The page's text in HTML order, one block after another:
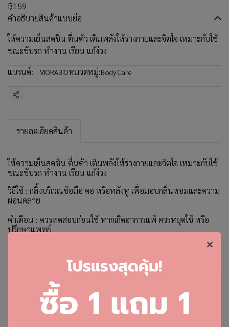
฿159
คำอธิบายสินค้าแบบย่อ
ให้ความเย็นสดชื่น ตื่นตัว เติมพลังให้ร่างกายและจิตใจ เหมาะกับใช้
ขณะขับรถ ทำงาน เรียน แก้ง่วง
แบรนด์:
VIORABIOหมวดหมู่:Body Care
แชร์
รายละเอียดสินค้า
ให้ความเย็นสดชื่น ตื่นตัว เติมพลังให้ร่างกายและจิตใจ เหมาะกับใช้
ขณะขับรถ ทำงาน เรียน แก้ง่วง
วิธีใช้ : กลิ้งบริเวณข้อมือ คอ หรือหลังหู เพื่อมอบกลิ่นหอมและความ
ผ่อนคลาย
คำเตือน : ควรทดสอบก่อนใช้ หากเกิดอาการแพ้ ควรหยุดใช้ หรือ
ปรึกษาแพทย์
คะแนนและรีวิวสินค้า
โปรแรงสุดคุ้ม!
ซื้อ 1 แถม 1